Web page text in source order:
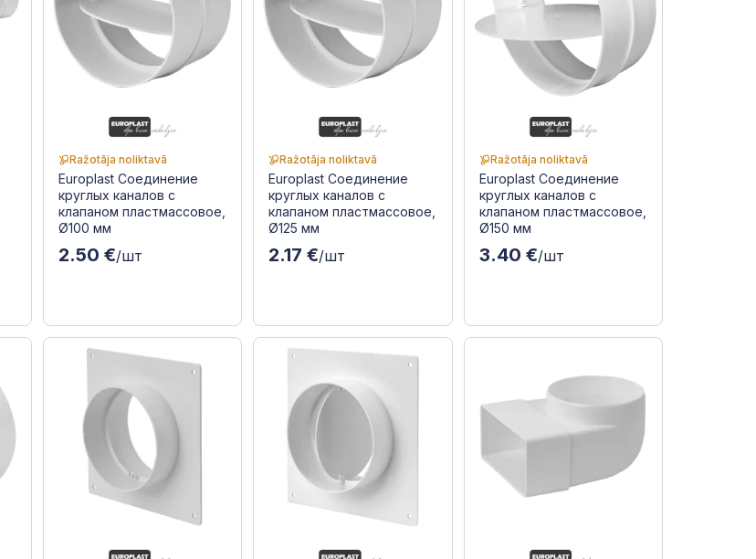
Ražotāja noliktavā
Europlast Соединение
круглых каналов с
клапаном пластмассовое,
Ø100 мм
2.50 €/шт
Ražotāja noliktavā
Europlast Соединение
круглых каналов с
клапаном пластмассовое,
Ø125 мм
2.17 €/шт
Ražotāja noliktavā
Europlast Соединение
круглых каналов с
клапаном пластмассовое,
Ø150 мм
3.40 €/шт